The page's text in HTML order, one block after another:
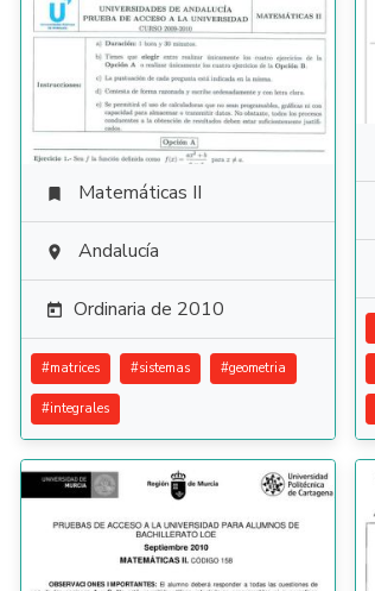
 Matemáticas II
 Andalucía
 Ordinaria de 2010
#matrices #sistemas #geometria
#integrales